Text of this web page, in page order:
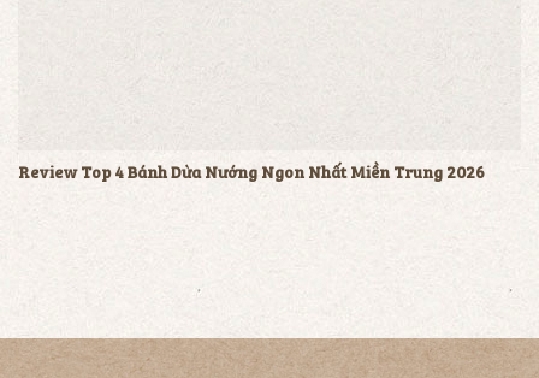
Review Top 4 Bánh Dừa Nướng Ngon Nhất Miền Trung 2026